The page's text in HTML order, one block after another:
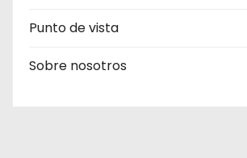
Punto de vista
Sobre nosotros